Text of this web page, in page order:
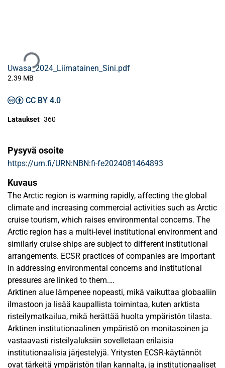
Uwasa_2024_Liimatainen_Sini.pdf
2.39 MB
CC BY 4.0
Lataukset 360
Pysyvä osoite
https://urn.fi/URN:NBN:fi-fe2024081464893
Kuvaus
The Arctic region is warming rapidly, affecting the global
climate and increasing commercial activities such as Arctic
cruise tourism, which raises environmental concerns. The
Arctic region has a multi-level institutional environment and
similarly cruise ships are subject to different institutional
arrangements. ECSR practices of companies are important
in addressing environmental concerns and institutional
pressures are linked to them.
The study aims to explore how companies perceive and
respond to the multi-level Arctic institutional environment
and how it is reflected in their ECSR implementation
practices. The theoretical framework of the study is built on
existing literature related to ECSR, ECSR implementation,
institutional theory, formal and informal institutions, and
Arktinen alue lämpenee nopeasti, mikä vaikuttaa globaaliin
ilmastoon ja lisää kaupallista toimintaa, kuten arktista
risteilymatkailua, mikä herättää huolta ympäristön tilasta.
Arktinen institutionaalinen ympäristö on monitasoinen ja
vastaavasti risteilyaluksiin sovelletaan erilaisia
institutionaalisia järjestelyjä. Yritysten ECSR-käytännöt
ovat tärkeitä ympäristön tilan kannalta, ja institutionaaliset